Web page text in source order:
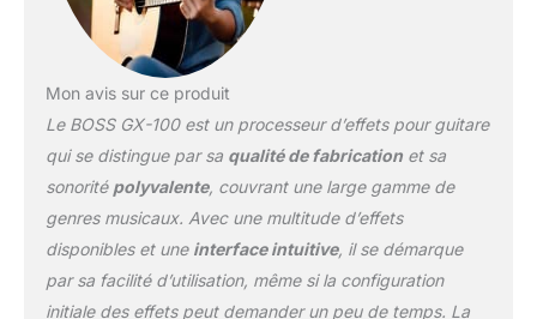
Mon avis sur ce produit
Le BOSS GX-100 est un processeur d’effets pour guitare
qui se distingue par sa qualité de fabricationet sa
sonorité polyvalente, couvrant une large gamme de
genres musicaux. Avec une multitude d’effets
disponibles et une interface intuitive, il se démarque
par sa facilité d’utilisation, même si la configuration
initiale des effets peut demander un peu de temps. La